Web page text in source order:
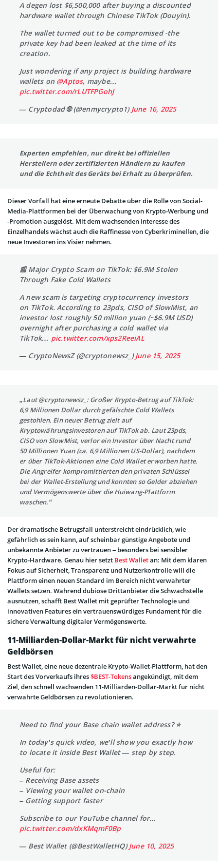
A degen lost $6,500,000 after buying a discounted
hardware wallet through Chinese TikTok (Douyin).
The wallet turned out to be compromised -the
private key had been leaked at the time of its
creation.
Just wondering if any project is building hardware
wallets on @Aptos, maybe…
pic.twitter.com/rLUTFPGohJ
— Cryptodad 🌐 (@enmycrypto1) June 16, 2025
Experten empfehlen, nur direkt bei offiziellen
Herstellern oder zertifizierten Händlern zu kaufen
und die Echtheit des Geräts bei Erhalt zu überprüfen.
Dieser Vorfall hat eine erneute Debatte über die Rolle von Social-
Media-Plattformen bei der Überwachung von Krypto-Werbung und
-Promotion ausgelöst. Mit dem wachsenden Interesse des
Einzelhandels wächst auch die Raffinesse von Cyberkriminellen, die
neue Investoren ins Visier nehmen.
📰 Major Crypto Scam on TikTok: $6.9M Stolen
Through Fake Cold Wallets
A new scam is targeting cryptocurrency investors
on TikTok. According to 23pds, CISO of SlowMist, an
investor lost roughly 50 million yuan (~$6.9M USD)
overnight after purchasing a cold wallet via
TikTok… pic.twitter.com/xps2ReeiAL
— CryptoNewsZ (@cryptonewsz_)June 15, 2025
„Laut @cryptonewsz_: Großer Krypto-Betrug auf TikTok:
6,9 Millionen Dollar durch gefälschte Cold Wallets
gestohlen. Ein neuer Betrug zielt auf
Kryptowährungsinvestoren auf TikTok ab. Laut 23pds,
CISO von SlowMist, verlor ein Investor über Nacht rund
50 Millionen Yuan (ca. 6,9 Millionen US-Dollar), nachdem
er über TikTok-Aktionen eine Cold Wallet erworben hatte.
Die Angreifer kompromittierten den privaten Schlüssel
bei der Wallet-Erstellung und konnten so Gelder abziehen
und Vermögenswerte über die Huiwang-Plattform
waschen.“
Der dramatische Betrugsfall unterstreicht eindrücklich, wie
gefährlich es sein kann, auf scheinbar günstige Angebote und
unbekannte Anbieter zu vertrauen – besonders bei sensibler
Krypto-Hardware. Genau hier setzt Best Walletan: Mit dem klaren
Fokus auf Sicherheit, Transparenz und Nutzerkontrolle will die
Plattform einen neuen Standard im Bereich nicht verwahrter
Wallets setzen. Während dubiose Drittanbieter die Schwachstelle
ausnutzen, schafft Best Wallet mit geprüfter Technologie und
innovativen Features ein vertrauenswürdiges Fundament für die
sichere Verwaltung digitaler Vermögenswerte.
11-Milliarden-Dollar-Markt für nicht verwahrte
Geldbörsen
Best Wallet, eine neue dezentrale Krypto-Wallet-Plattform, hat den
Start des Vorverkaufs ihres$BEST-Tokensangekündigt, mit dem
Ziel, den schnell wachsenden 11-Milliarden-Dollar-Markt für nicht
verwahrte Geldbörsen zu revolutionieren.
Need to find your Base chain wallet address? ⭐
In today’s quick video, we’ll show you exactly how
to locate it inside Best Wallet — step by step.
Useful for:
– Receiving Base assets
– Viewing your wallet on-chain
– Getting support faster
Subscribe to our YouTube channel for…
pic.twitter.com/dxKMqmF0Bp
— Best Wallet (@BestWalletHQ)June 10, 2025